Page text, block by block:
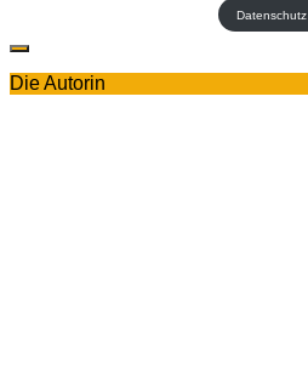
Datenschutz
Die Autorin